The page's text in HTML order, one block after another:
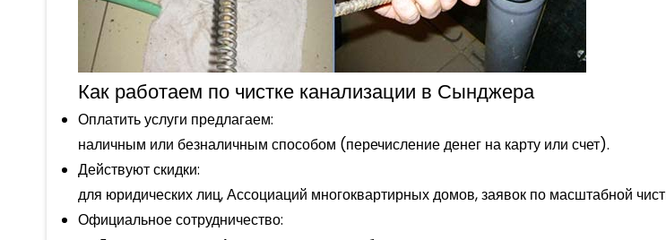
Как работаем по чистке канализации в Сынджера
Оплатить услуги предлагаем:
наличным или безналичным способом (перечисление денег на карту или счет).
Действуют скидки:
для юридических лиц, Ассоциаций многоквартирных домов, заявок по масштабной
Официальное сотрудничество: